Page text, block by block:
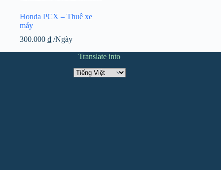
Honda PCX – Thuê xe
máy
300.000 ₫ /Ngày
Translate into
Translate
into